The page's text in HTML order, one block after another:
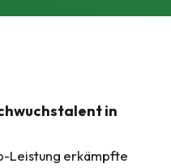
in
Leistung erkämpfte